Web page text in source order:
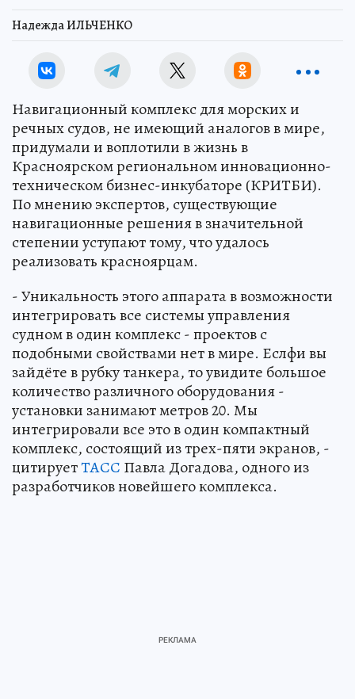
Надежда ИЛЬЧЕНКО
Навигационный комплекс для морских и
речных судов, не имеющий аналогов в мире,
придумали и воплотили в жизнь в
Красноярском региональном инновационно-
техническом бизнес-инкубаторе (КРИТБИ).
По мнению экспертов, существующие
навигационные решения в значительной
степении уступают тому, что удалось
реализовать красноярцам.
- Уникальность этого аппарата в возможности
интегрировать все системы управления
судном в один комплекс - проектов с
подобными свойствами нет в мире. Еслфи вы
зайдёте в рубку танкера, то увидите большое
количество различного оборудования -
установки занимают метров 20. Мы
интегрировали все это в один компактный
комплекс, состоящий из трех-пяти экранов, -
цитируетТАСС Павла Догадова, одного из
разработчиков новейшего комплекса.